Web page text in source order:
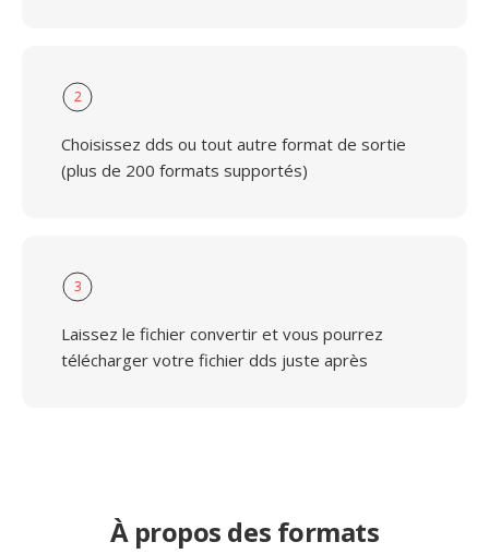
2
Choisissez dds ou tout autre format de sortie
(plus de 200 formats supportés)
3
Laissez le fichier convertir et vous pourrez
télécharger votre fichier dds juste après
À propos des formats